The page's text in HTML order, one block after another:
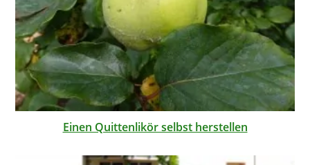
Einen Quittenlikör selbst herstellen